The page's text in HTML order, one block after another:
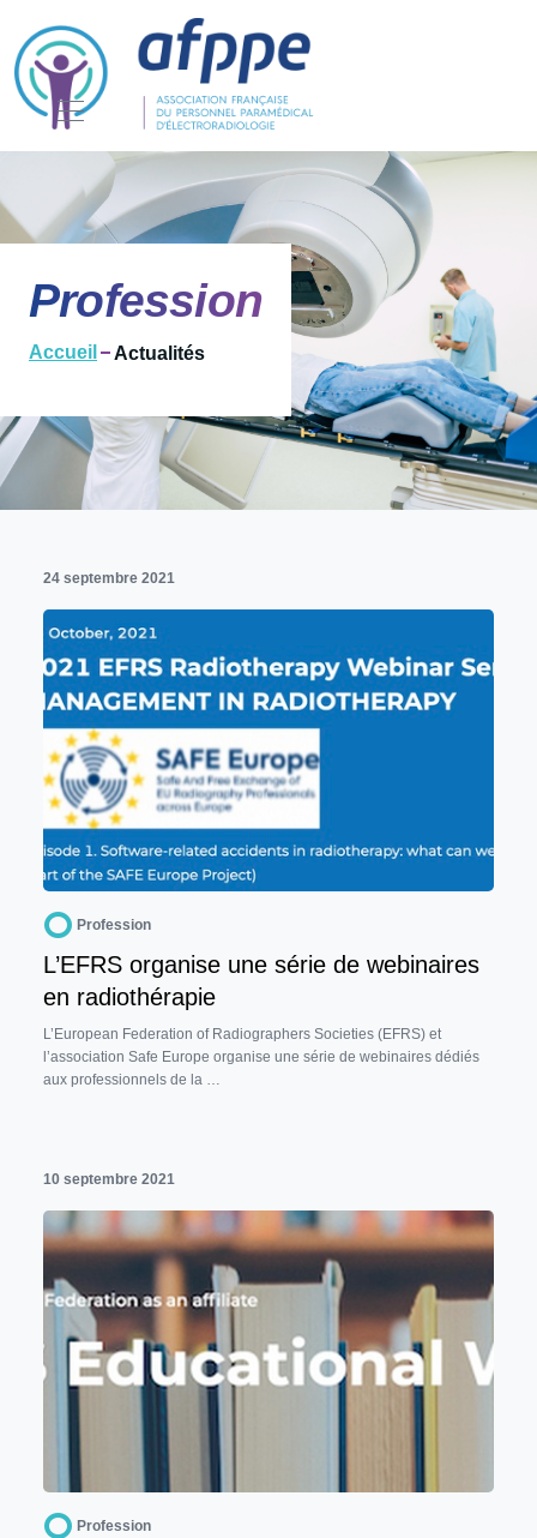
Profession
Accueil Actualités
24 septembre 2021
Profession
L’EFRS organise une série de webinaires
en radiothérapie
L’European Federation of Radiographers Societies (EFRS) et
l’association Safe Europe organise une série de webinaires dédiés
aux professionnels de la …
10 septembre 2021
Profession